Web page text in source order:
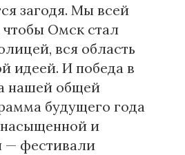
загодя. Мы всей
Омск стал
вся область
идеей. И победа в
нашей общей
будущего года
и
— фестивали